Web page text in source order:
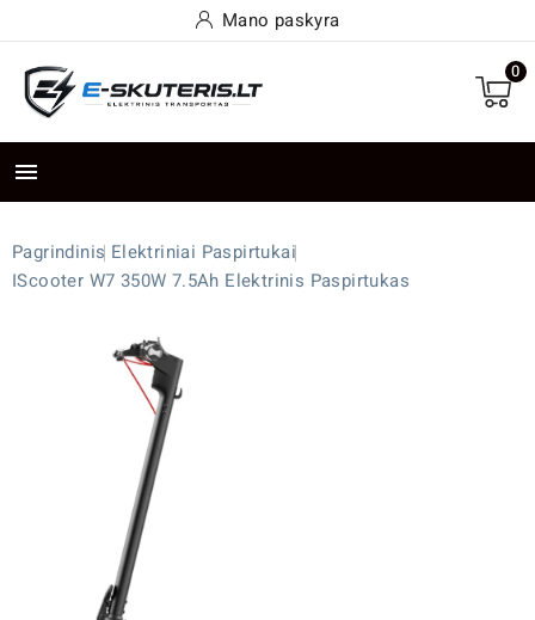
Mano paskyra
0

Pagrindinis Elektriniai Paspirtukai
IScooter W7 350W 7.5Ah Elektrinis Paspirtukas